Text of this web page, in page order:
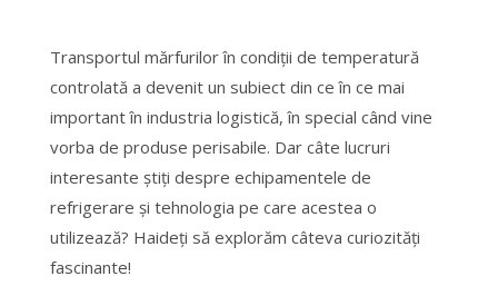
Transportul mărfurilor în condiții de temperatură
controlată a devenit un subiect din ce în ce mai
important în industria logistică, în special când vine
vorba de produse perisabile. Dar câte lucruri
interesante știți despre echipamentele de
refrigerare și tehnologia pe care acestea o
utilizează? Haideți să explorăm câteva curiozități
fascinante!